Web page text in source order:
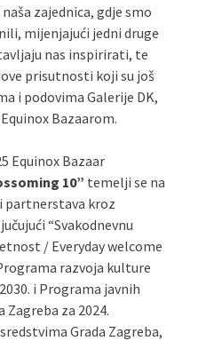
zajednica, gdje smo
mijenjajući jedni druge
nas inspirirati, te
prisutnosti koji su još
i podovima Galerije DK,
Bazaarom.
Equinox Bazaar
10” temelji se na
partnerstava kroz
“Svakodnevnu
/ Everyday welcome
razvoja kulture
i Programa javnih
za 2024.
Grada Zagreba,